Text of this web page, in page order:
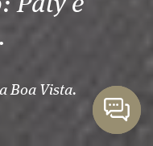
Paty e
Boa Vista.